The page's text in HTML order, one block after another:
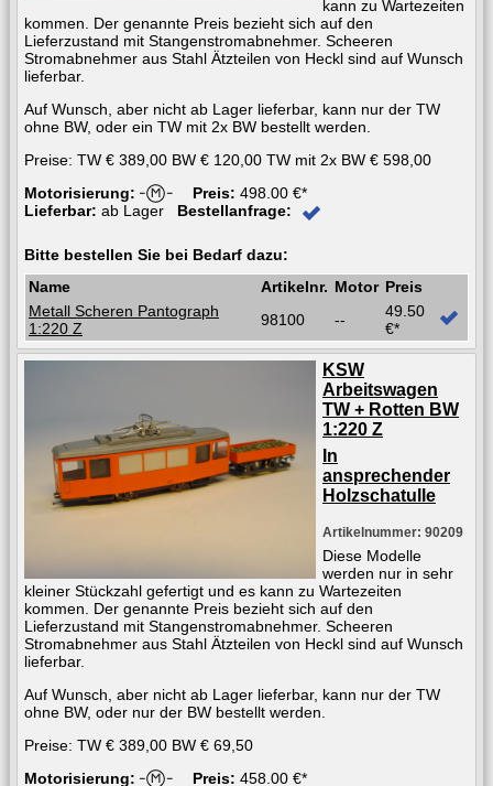
kann zu Wartezeiten
kommen. Der genannte Preis bezieht sich auf den
Lieferzustand mit Stangenstromabnehmer. Scheeren
Stromabnehmer aus Stahl Ätzteilen von Heckl sind auf Wunsch
lieferbar.
Auf Wunsch, aber nicht ab Lager lieferbar, kann nur der TW
ohne BW, oder ein TW mit 2x BW bestellt werden.
Preise: TW € 389,00 BW € 120,00 TW mit 2x BW € 598,00
Motorisierung:
Preis: 498.00 €*
Lieferbar: ab Lager Bestellanfrage:
Bitte bestellen Sie bei Bedarf dazu:
Name
Artikelnr. Motor Preis
Metall Scheren Pantograph
1:220 Z
98100 --
49.50
€*
KSW
Arbeitswagen
TW + Rotten BW
1:220 Z
In
ansprechender
Holzschatulle
Artikelnummer: 90209
Diese Modelle
werden nur in sehr
kleiner Stückzahl gefertigt und es kann zu Wartezeiten
kommen. Der genannte Preis bezieht sich auf den
Lieferzustand mit Stangenstromabnehmer. Scheeren
Stromabnehmer aus Stahl Ätzteilen von Heckl sind auf Wunsch
lieferbar.
Auf Wunsch, aber nicht ab Lager lieferbar, kann nur der TW
ohne BW, oder nur der BW bestellt werden.
Preise: TW € 389,00 BW € 69,50
Motorisierung:
Preis: 458.00 €*